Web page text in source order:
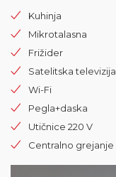
Kuhinja
Mikrotalasna
Frižider
Satelitska televizija
Wi-Fi
Pegla+daska
Utičnice 220 V
Centralno grejanje